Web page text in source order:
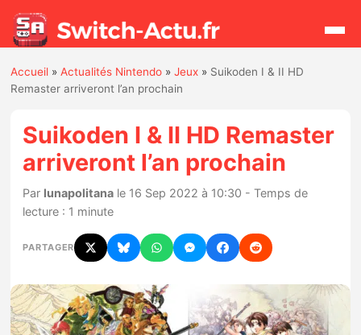
Actualités
Jeux
Hardware
Chiffres de ventes
Accueil »Actualités Nintendo »Jeux » Suikoden I & II HD
Remaster arriveront l’an prochain
Suikoden I & II HD Remaster
arriveront l’an prochain
Par lunapolitana le 16 Sep 2022 à 10:30 - Temps de
lecture : 1 minute
PARTAGER